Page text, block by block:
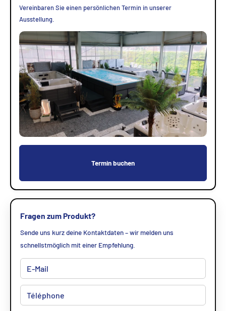
Vereinbaren Sie einen persönlichen Termin in unserer
Ausstellung.
Termin buchen
Fragen zum Produkt?
Sende uns kurz deine Kontaktdaten – wir melden uns
schnellstmöglich mit einer Empfehlung.